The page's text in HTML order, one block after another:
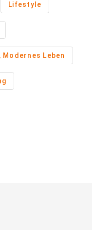
Lifestyle
Modernes Leben